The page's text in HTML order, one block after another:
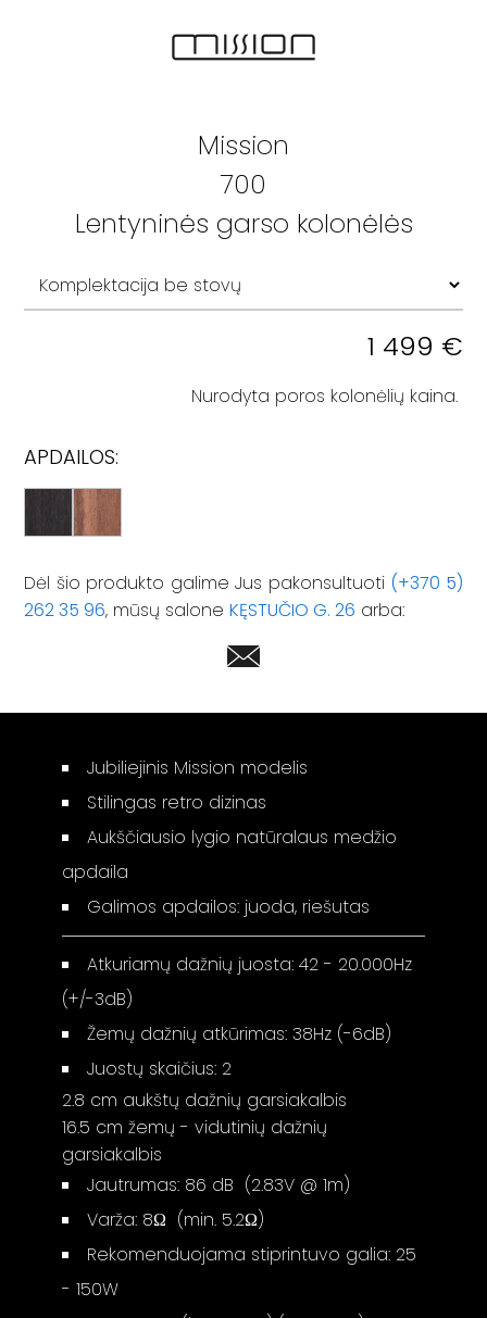
Mission
700
Lentyninės garso kolonėlės
1 499 €
Nurodyta poros kolonėlių kaina.
APDAILOS:
Dėl šio produkto galime Jus pakonsultuoti (+370 5)
262 35 96, mūsų salone KĘSTUČIO G. 26 arba:
Jubiliejinis Mission modelis
Stilingas retro dizinas
Aukščiausio lygio natūralaus medžio
apdaila
Galimos apdailos: juoda, riešutas
Atkuriamų dažnių juosta: 42 - 20.000Hz
(+/-3dB)
Žemų dažnių atkūrimas: 38Hz (-6dB)
Juostų skaičius: 2
2.8 cm aukštų dažnių garsiakalbis
16.5 cm žemų - vidutinių dažnių
garsiakalbis
Jautrumas: 86 dB (2.83V @ 1m)
Varža: 8Ω (min. 5.2Ω)
Rekomenduojama stiprintuvo galia: 25
- 150W